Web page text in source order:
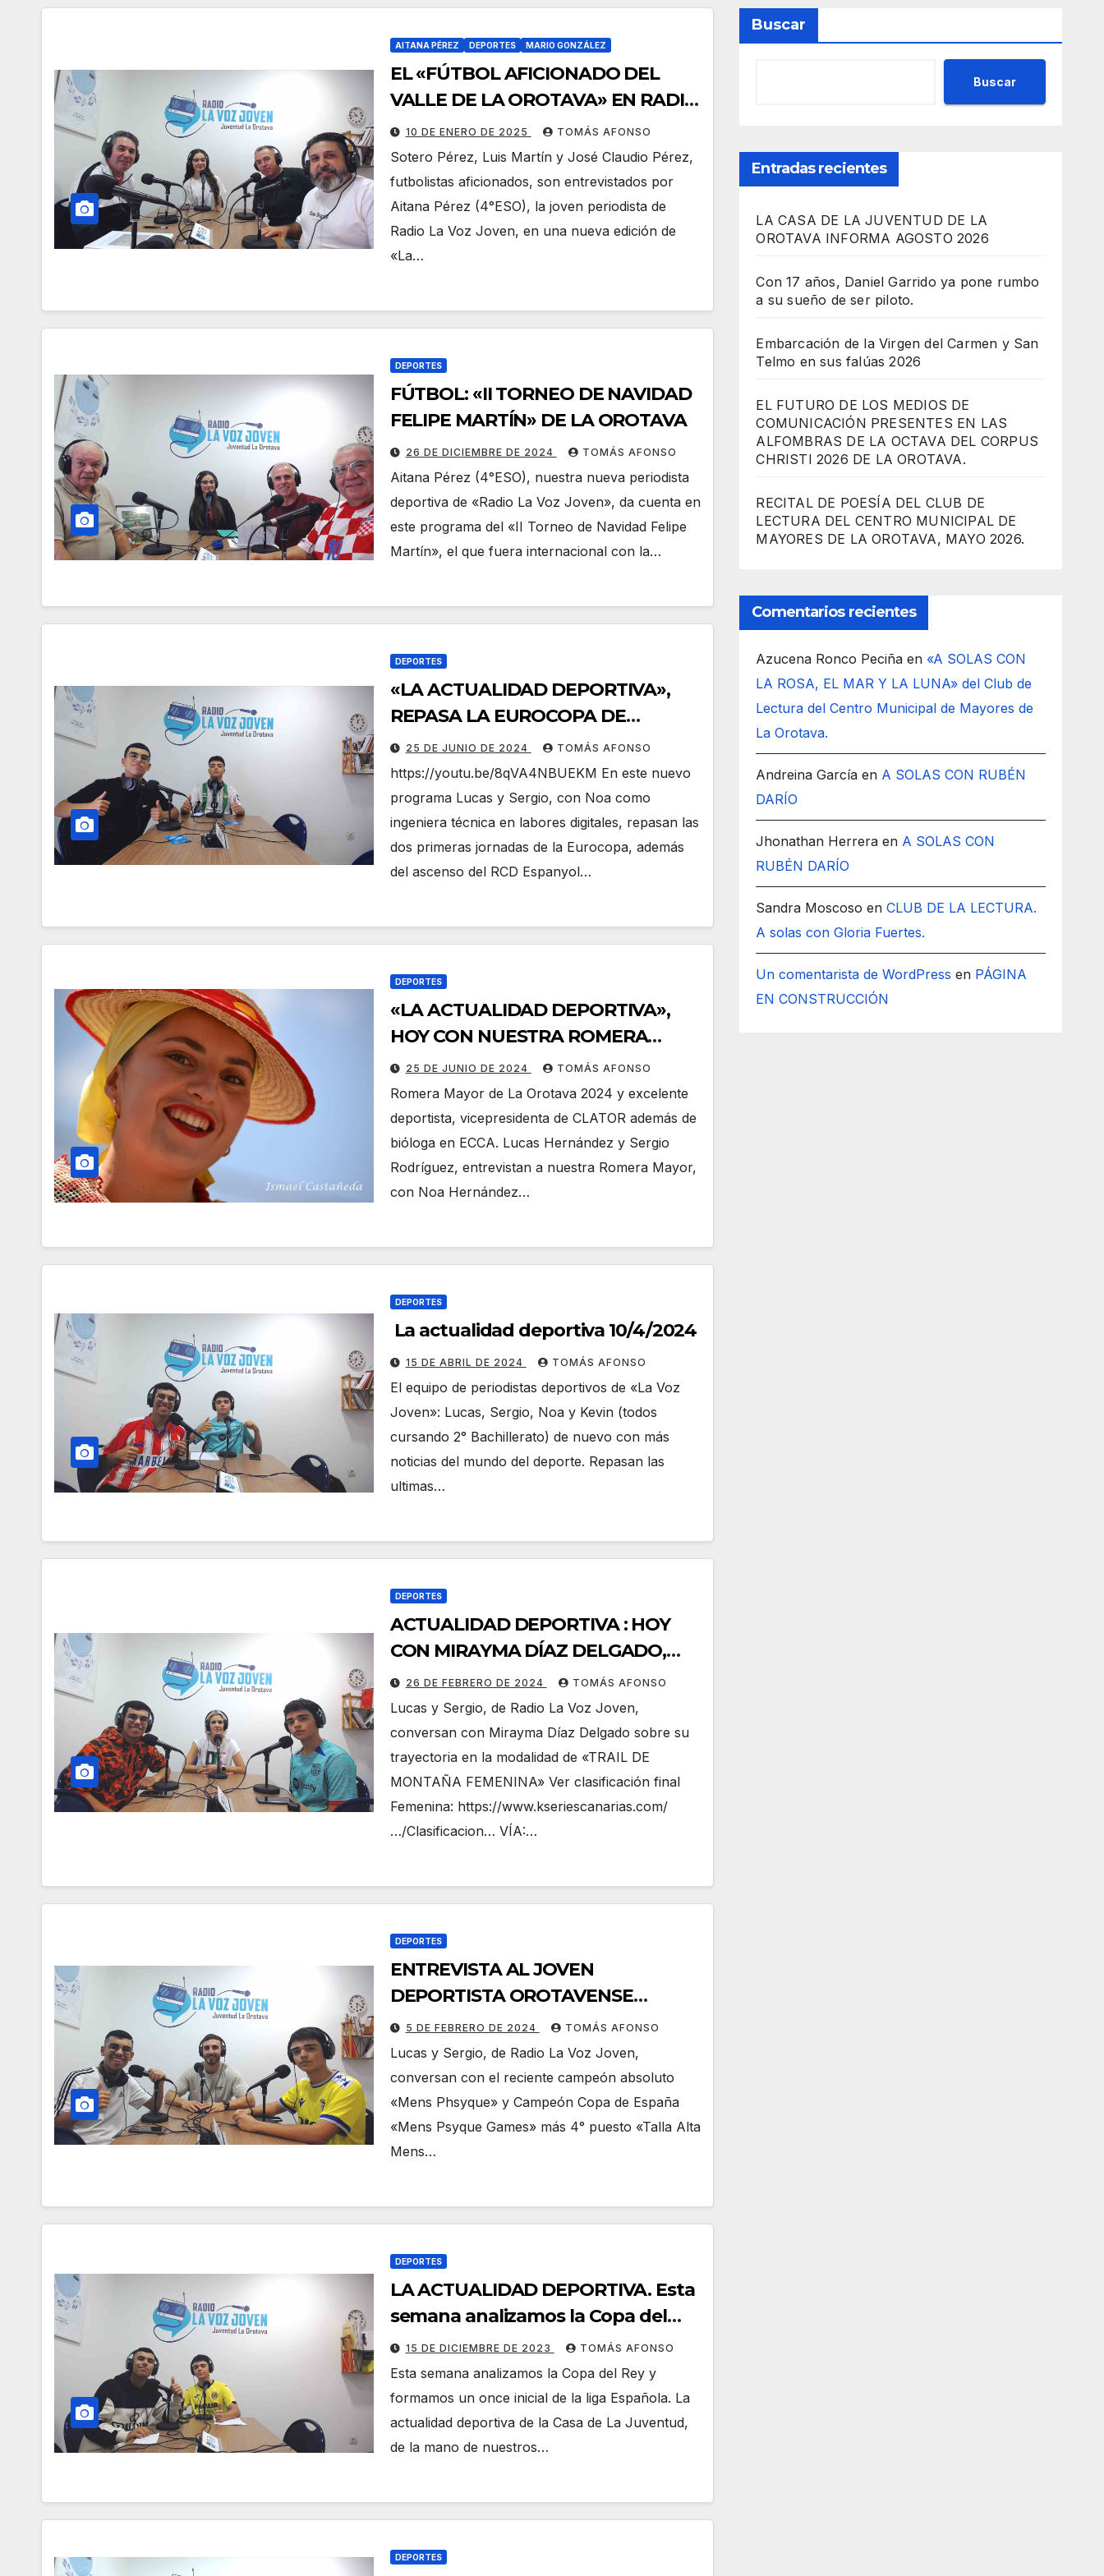
AITANA PÉREZ DEPORTES MARIO GONZÁLEZ
EL «FÚTBOL AFICIONADO DEL
VALLE DE LA OROTAVA» EN RADIO
LA VOZ JOVEN
10 DE ENERO DE 2025 TOMÁS AFONSO
Sotero Pérez, Luis Martín y José Claudio Pérez,
futbolistas aficionados, son entrevistados por
Aitana Pérez (4°ESO), la joven periodista de
Radio La Voz Joven, en una nueva edición de
«La…
DEPORTES
FÚTBOL: «II TORNEO DE NAVIDAD
FELIPE MARTÍN» DE LA OROTAVA
26 DE DICIEMBRE DE 2024 TOMÁS AFONSO
Aitana Pérez (4°ESO), nuestra nueva periodista
deportiva de «Radio La Voz Joven», da cuenta en
este programa del «II Torneo de Navidad Felipe
Martín», el que fuera internacional con la…
DEPORTES
«LA ACTUALIDAD DEPORTIVA»,
REPASA LA EUROCOPA DE
FÚTBOL 2024 Y LAS ÚLTIMAS
NOTICIAS DE LA LIGA.
25 DE JUNIO DE 2024 TOMÁS AFONSO
https://youtu.be/8qVA4NBUEKM En este nuevo
programa Lucas y Sergio, con Noa como
ingeniera técnica en labores digitales, repasan las
dos primeras jornadas de la Eurocopa, además
del ascenso del RCD Espanyol…
DEPORTES
«LA ACTUALIDAD DEPORTIVA»,
HOY CON NUESTRA ROMERA
MAYOR BEATRIZ SANTOS LÓPEZ
25 DE JUNIO DE 2024 TOMÁS AFONSO
Romera Mayor de La Orotava 2024 y excelente
deportista, vicepresidenta de CLATOR además de
bióloga en ECCA. Lucas Hernández y Sergio
Rodríguez, entrevistan a nuestra Romera Mayor,
con Noa Hernández…
DEPORTES
La actualidad deportiva 10/4/2024
15 DE ABRIL DE 2024 TOMÁS AFONSO
El equipo de periodistas deportivos de «La Voz
Joven»: Lucas, Sergio, Noa y Kevin (todos
cursando 2° Bachillerato) de nuevo con más
noticias del mundo del deporte. Repasan las
ultimas…
DEPORTES
ACTUALIDAD DEPORTIVA : HOY
CON MIRAYMA DÍAZ DELGADO,
DEPORTISTA OROTAVENSE EN LA
MODALIDAD DE «TRAIL DE
MONTAÑA» FEMENINA.
26 DE FEBRERO DE 2024 TOMÁS AFONSO
Lucas y Sergio, de Radio La Voz Joven,
conversan con Mirayma Díaz Delgado sobre su
trayectoria en la modalidad de «TRAIL DE
MONTAÑA FEMENINA» Ver clasificación final
Femenina: https://www.kseriescanarias.com/
…/Clasificacion… VÍA:…
DEPORTES
ENTREVISTA AL JOVEN
DEPORTISTA OROTAVENSE
MÁIKEL HERNÁNDEZ
5 DE FEBRERO DE 2024 TOMÁS AFONSO
Lucas y Sergio, de Radio La Voz Joven,
conversan con el reciente campeón absoluto
«Mens Phsyque» y Campeón Copa de España
«Mens Psyque Games» más 4° puesto «Talla Alta
Mens…
DEPORTES
LA ACTUALIDAD DEPORTIVA. Esta
semana analizamos la Copa del
Rey y formamos un once inicial de
la liga Española.
15 DE DICIEMBRE DE 2023 TOMÁS AFONSO
Esta semana analizamos la Copa del Rey y
formamos un once inicial de la liga Española. La
actualidad deportiva de la Casa de La Juventud,
de la mano de nuestros…
DEPORTES
Buscar
Buscar
Entradas recientes
LA CASA DE LA JUVENTUD DE LA
OROTAVA INFORMA AGOSTO 2026
Con 17 años, Daniel Garrido ya pone rumbo
a su sueño de ser piloto.
Embarcación de la Virgen del Carmen y San
Telmo en sus falúas 2026
EL FUTURO DE LOS MEDIOS DE
COMUNICACIÓN PRESENTES EN LAS
ALFOMBRAS DE LA OCTAVA DEL CORPUS
CHRISTI 2026 DE LA OROTAVA.
RECITAL DE POESÍA DEL CLUB DE
LECTURA DEL CENTRO MUNICIPAL DE
MAYORES DE LA OROTAVA, MAYO 2026.
Comentarios recientes
Azucena Ronco Peciña en «A SOLAS CON
LA ROSA, EL MAR Y LA LUNA» del Club de
Lectura del Centro Municipal de Mayores de
La Orotava.
Andreina García en A SOLAS CON RUBÉN
DARÍO
Jhonathan Herrera en A SOLAS CON
RUBÉN DARÍO
Sandra Moscoso enCLUB DE LA LECTURA.
A solas con Gloria Fuertes.
Un comentarista de WordPress en PÁGINA
EN CONSTRUCCIÓN